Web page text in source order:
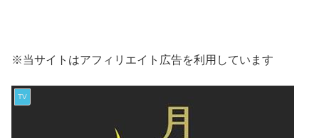
※当サイトはアフィリエイト広告を利用しています
TV